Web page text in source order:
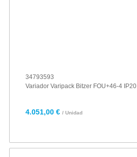
34793593
Variador Varipack Bitzer FOU+46-4 IP20
4.051,00 € / Unidad